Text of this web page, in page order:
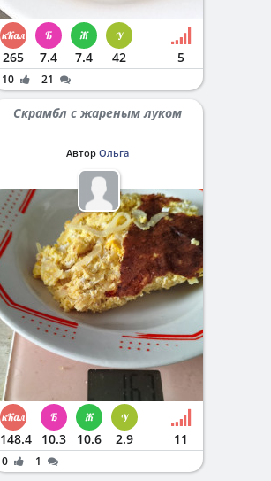
265 7.4 7.4 42 5
10 21
Скрамбл с жареным луком
Автор Ольга
148.4 10.3 10.6 2.9 11
0 1